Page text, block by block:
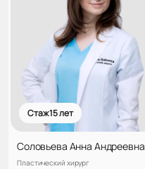
Стаж 15 лет
Соловьева Анна Андреевна
Пластический хирург